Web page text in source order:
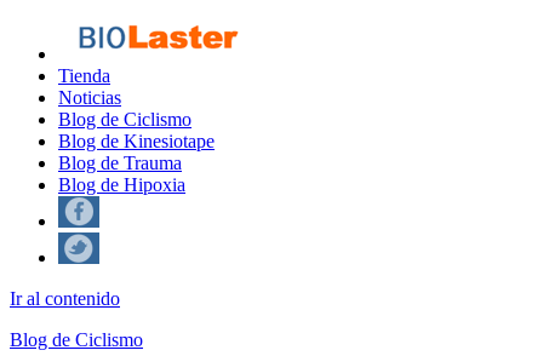
Tienda
Noticias
Blog de Ciclismo
Blog de Kinesiotape
Blog de Trauma
Blog de Hipoxia
Ir al contenido
Blog de Ciclismo